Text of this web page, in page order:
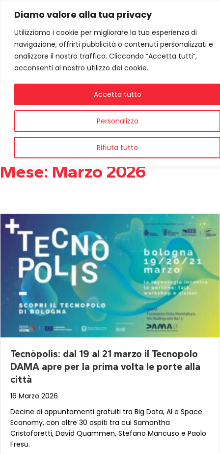
Diamo valore alla tua privacy
Utilizziamo i cookie per migliorare la tua esperienza di
navigazione, offrirti pubblicità o contenuti personalizzati e
analizzare il nostro traffico. Cliccando “Accetta tutti”,
acconsenti al nostro utilizzo dei cookie.
Personalizza
Rifiuta tutto
Accetta tutto
Mese: Marzo 2026
Tecnòpolis: dal 19 al 21 marzo il Tecnopolo
DAMA apre per la prima volta le porte alla
città
16 Marzo 2026
Decine di appuntamenti gratuiti tra Big Data, AI e Space
Economy, con oltre 30 ospiti tra cui Samantha
Cristoforetti, David Quammen, Stefano Mancuso e Paolo
Fresu.